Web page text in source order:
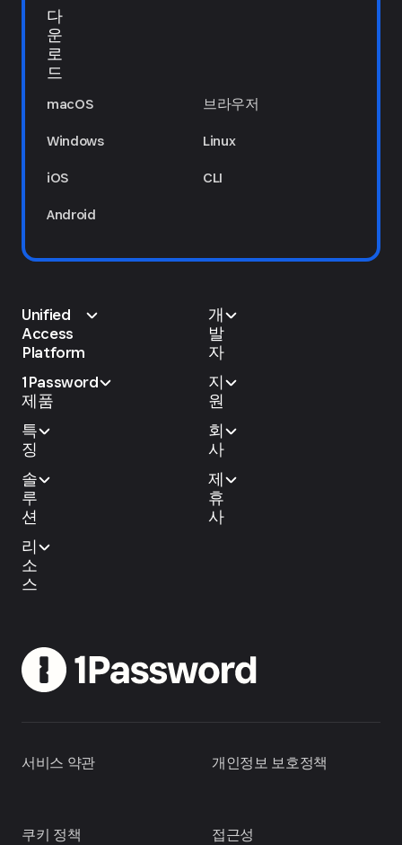
다
운
로
드
macOS
Windows
iOS
Android
브라우저
Linux
CLI
Unified
Access
Platform
1Password
제품
특
징
솔
루
션
리
소
스
개
발
자
지
원
회
사
제
휴
사
서비스 약관
쿠키 정책
개인정보 보호정책
접근성